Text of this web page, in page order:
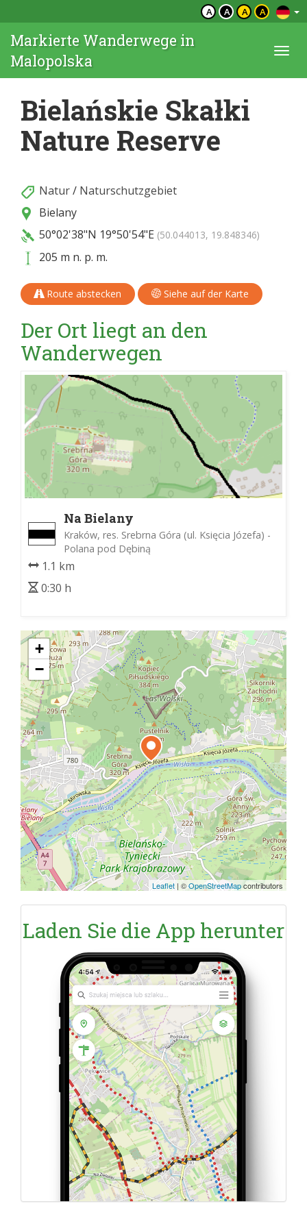
A A A A
Markierte Wanderwege in
Malopolska
Bielańskie Skałki
Nature Reserve
Natur/ Naturschutzgebiet
Bielany
50°02'38"N 19°50'54"E (50.044013, 19.848346)
205 m n. p. m.
Route abstecken Siehe auf der Karte
Der Ort liegt an den
Wanderwegen
Na Bielany
Kraków, res. Srebrna Góra (ul. Księcia Józefa) -
Polana pod Dębiną
1.1 km
0:30 h
+
−
Leaflet | ©OpenStreetMapcontributors
Laden Sie die App herunter